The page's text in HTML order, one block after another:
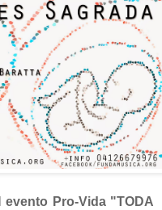
evento Pro-Vida "TODA